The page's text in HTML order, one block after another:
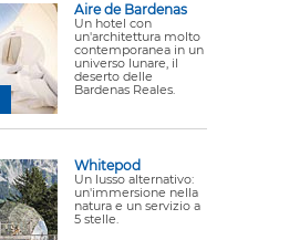
Aire de Bardenas
Un hotel con
un'architettura molto
contemporanea in un
universo lunare, il
deserto delle
Bardenas Reales.
Whitepod
Un lusso alternativo:
un'immersione nella
natura e un servizio a
5 stelle.